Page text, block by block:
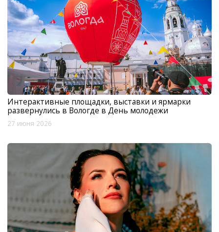
Интерактивные площадки, выставки и ярмарки
развернулись в Вологде в День молодежи
27 июня 2026